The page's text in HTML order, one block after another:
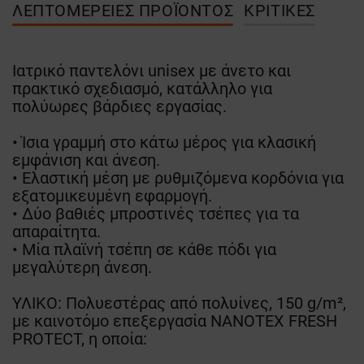
ΛΕΠΤΟΜΈΡΕΙΕΣ ΠΡΟΪΌΝΤΟΣ ΚΡΙΤΙΚΈΣ
Ιατρικό παντελόνι unisex με άνετο και
πρακτικό σχεδιασμό, κατάλληλο για
πολύωρες βάρδιες εργασίας.
• Ίσια γραμμή στο κάτω μέρος για κλασική
εμφάνιση και άνεση.
• Ελαστική μέση με ρυθμιζόμενα κορδόνια για
εξατομικευμένη εφαρμογή.
• Δύο βαθιές μπροστινές τσέπες για τα
απαραίτητα.
• Μία πλαϊνή τσέπη σε κάθε πόδι για
μεγαλύτερη άνεση.
ΥΛΙΚΟ: Πολυεστέρας από πολυίνες, 150 g/m²,
με καινοτόμο επεξεργασία NANOTEX FRESH
PROTECT, η οποία: